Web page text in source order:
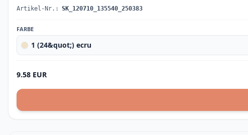
Artikel-Nr.: SK_120710_135540_250383
FARBE
1 (24&quot;) ecru
9.58 EUR